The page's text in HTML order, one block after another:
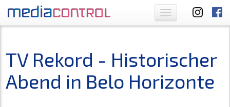
Toggle
navigation
TV Rekord - Historischer
Abend in Belo Horizonte